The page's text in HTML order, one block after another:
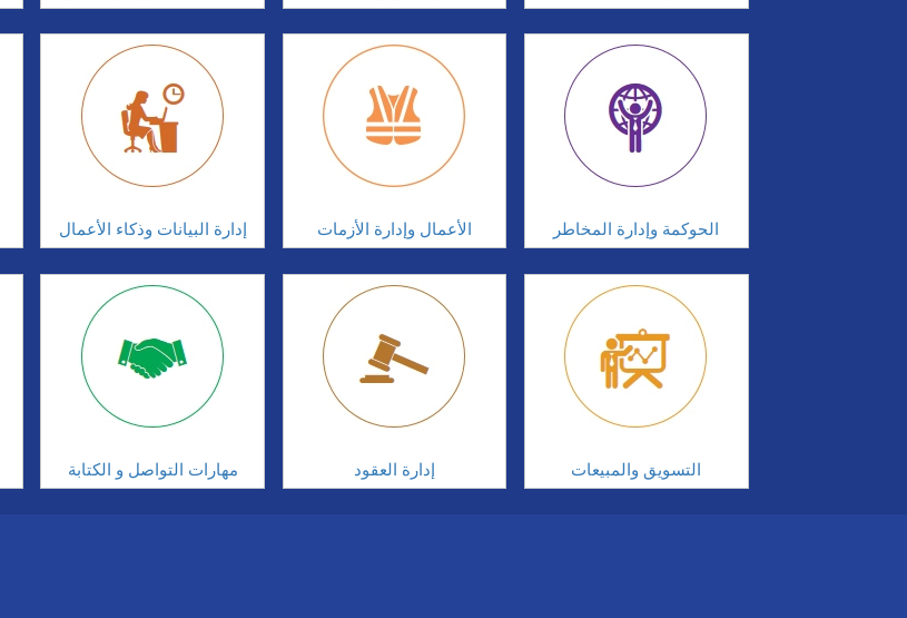
إدارة البيانات وذكاء الأعمال الأعمال وإدارة الأزمات الحوكمة وإدارة المخاطر
مهارات التواصل و الكتابة إدارة العقود التسويق والمبيعات